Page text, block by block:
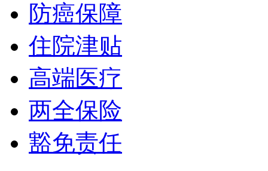
防癌保障
住院津贴
高端医疗
两全保险
豁免责任